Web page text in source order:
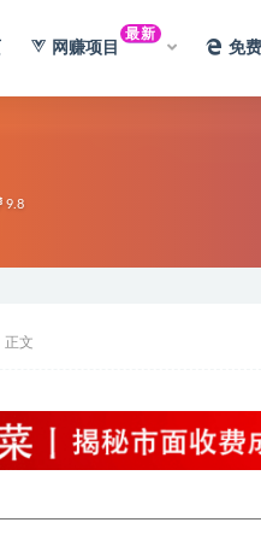
网赚项目
最新
免
9.8
正文